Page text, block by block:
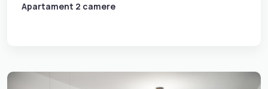
Apartament 2 camere